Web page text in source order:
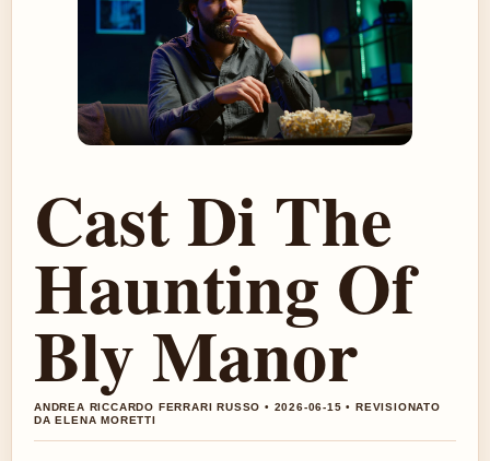
Cast Di The
Haunting Of
Bly Manor
ANDREA RICCARDO FERRARI RUSSO • 2026-06-15 • REVISIONATO
DA ELENA MORETTI